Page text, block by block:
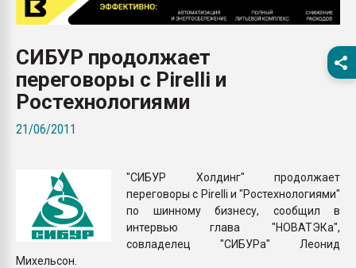
Всё, что касается
бутылок
Материал
вакуумного
СИБУР продолжает
переговоры с Pirelli и
Ростехнологиями
21/06/2011
"СИБУР Холдинг" продолжает
переговоры с Pirelli и "Ростехнологиями"
по шинному бизнесу, сообщил в
интервью глава "НОВАТЭКа",
совладелец "СИБУРа" Леонид
Михельсон.